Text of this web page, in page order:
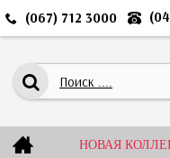
(067) 712 3000
НОВАЯ